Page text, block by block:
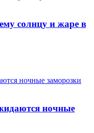
солнцу и жаре в
ночные